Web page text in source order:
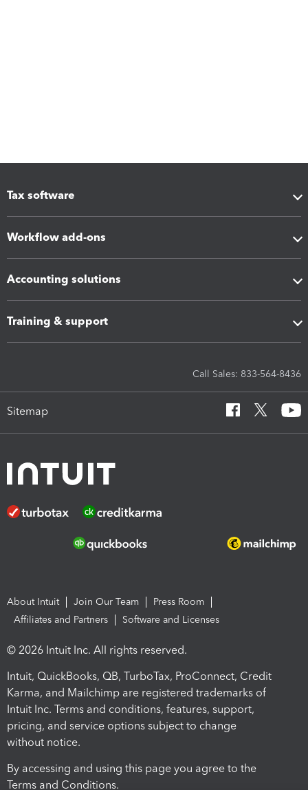
Tax software
Workflow add-ons
Accounting solutions
Training & support
Call Sales: 833-564-8436
Sitemap
About Intuit Join Our Team
Press Room
Affiliates and Partners
Software and Licenses
© 2026 Intuit Inc. All rights reserved.
Intuit, QuickBooks, QB, TurboTax, ProConnect, Credit
Karma, and Mailchimp are registered trademarks of
Intuit Inc. Terms and conditions, features, support,
pricing, and service options subject to change
without notice.
By accessing and using this page you agree to the
Terms and Conditions.